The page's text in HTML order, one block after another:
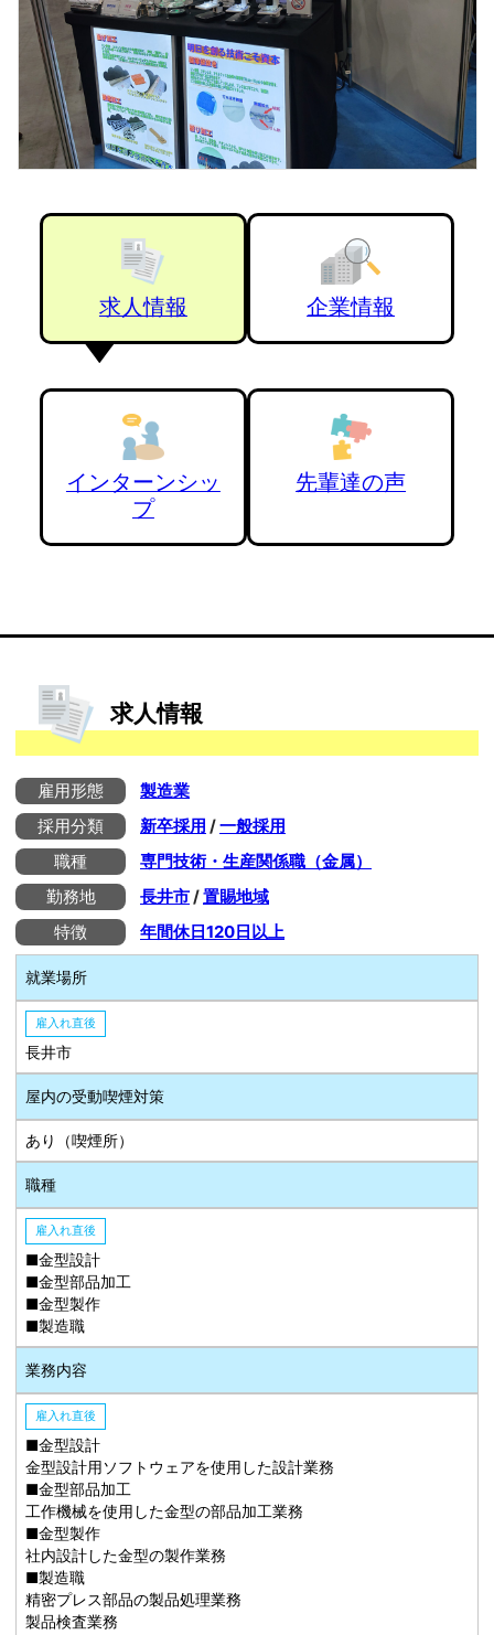
求人情報 企業情報
インターンシッ
プ
先輩達の声
求人情報
雇用形態
製造業
採用分類
新卒採用 /一般採用
職種
専門技術・生産関係職（金属）
勤務地
長井市/置賜地域
特徴
年間休日120日以上
就業場所
雇入れ直後
長井市
屋内の受動喫煙対策
あり（喫煙所）
職種
雇入れ直後
■金型設計
■金型部品加工
■金型製作
■製造職
業務内容
雇入れ直後
■金型設計
金型設計用ソフトウェアを使用した設計業務
■金型部品加工
工作機械を使用した金型の部品加工業務
■金型製作
社内設計した金型の製作業務
■製造職
精密プレス部品の製品処理業務
製品検査業務